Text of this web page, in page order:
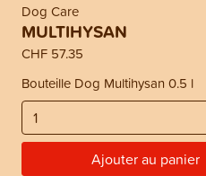
Dog Care
MULTIHYSAN
CHF 57.35
Bouteille Dog Multihysan 0.5 l
Ajouter au panier